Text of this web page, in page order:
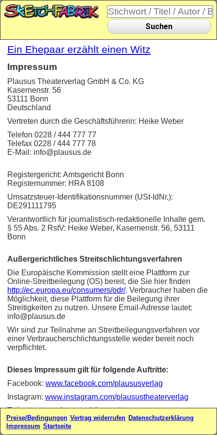
Suchen
Ein Ehepaar erzählt einen Witz
Impressum
Plausus Theaterverlag GmbH & Co. KG
Kasernenstr. 56
53111 Bonn
Deutschland
Vertreten durch die Geschäftsführerin: Heike Weber
Telefon 0228 / 444 777 77
Telefax 0228 / 444 777 78
E-Mail: info@plausus.de
Registergericht: Amtsgericht Bonn
Registernummer: HRA 8108
Umsatzsteuer-Identifikationsnummer (USt-IdNr.):
DE291111795
Verantwortlich für journalistisch-redaktionelle Inhalte gem.
§ 55 Abs. 2 RstV: Heike Weber, Kasernenstr. 56, 53111
Bonn
Außergerichtliches Streitschlichtungsverfahren
Die Europäische Kommission stellt eine Plattform zur
Online-Streitbeilegung (OS) bereit, die Sie hier finden
http://ec.europa.eu/consumers/odr/. Verbraucher haben die
Möglichkeit, diese Plattform für die Beilegung ihrer
Streitigkeiten zu nutzen. Unsere Email-Adresse lautet:
info@plausus.de
Wir sind zur Teilnahme an Streitbeilegungsverfahren vor
einer Verbraucherschlichtungsstelle weder bereit noch
verpflichtet.
Dieses Impressum gilt für folgende Auftritte:
Facebook: www.facebook.com/plaususverlag
Instagram: www.instagram.com/plausustheaterverlag
Twitter:www.twitter.com/plausus/
Webseiten:www.plausus.de
Preise/Bedingungen Vertrag widerrufen Datenschutzerklärung
Impressum Startseite